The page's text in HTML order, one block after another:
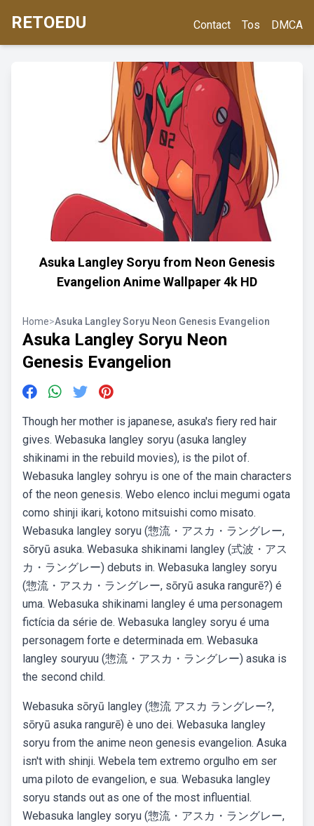
RETOEDU Contact Tos DMCA
Asuka Langley Soryu from Neon Genesis
Evangelion Anime Wallpaper 4k HD
Home>Asuka Langley Soryu Neon Genesis Evangelion
Asuka Langley Soryu Neon
Genesis Evangelion
Though her mother is japanese, asuka's fiery red hair
gives. Webasuka langley soryu (asuka langley
shikinami in the rebuild movies), is the pilot of.
Webasuka langley sohryu is one of the main characters
of the neon genesis. Webo elenco inclui megumi ogata
como shinji ikari, kotono mitsuishi como misato.
Webasuka langley soryu (惣流・アスカ・ラングレー,
sōryū asuka. Webasuka shikinami langley (式波・アス
カ・ラングレー) debuts in. Webasuka langley soryu
(惣流・アスカ・ラングレー, sōryū asuka rangurē?) é
uma. Webasuka shikinami langley é uma personagem
fictícia da série de. Webasuka langley soryu é uma
personagem forte e determinada em. Webasuka
langley souryuu (惣流・アスカ・ラングレー) asuka is
the second child.
Webasuka sōryū langley (惣流 アスカ ラングレー?,
sōryū asuka rangurē) è uno dei. Webasuka langley
soryu from the anime neon genesis evangelion. Asuka
isn't with shinji. Webela tem extremo orgulho em ser
uma piloto de evangelion, e sua. Webasuka langley
soryu stands out as one of the most influential.
Webasuka langley soryu (惣流・アスカ・ラングレー,